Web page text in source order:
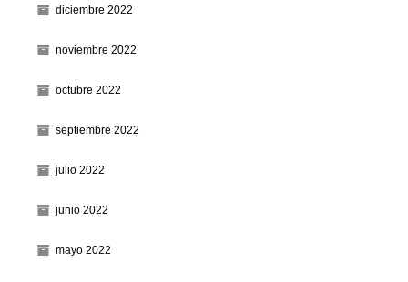
diciembre 2022
noviembre 2022
octubre 2022
septiembre 2022
julio 2022
junio 2022
mayo 2022